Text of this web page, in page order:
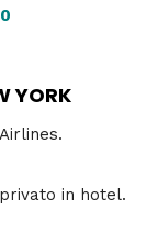
YORK
in hotel.